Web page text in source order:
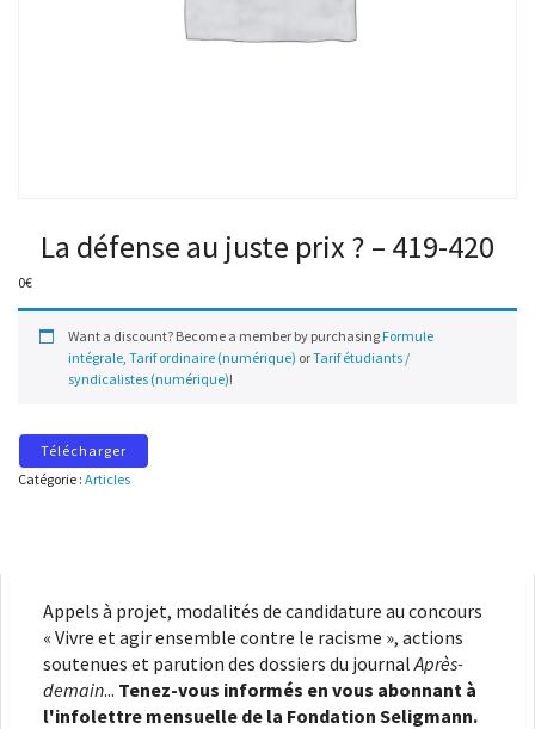
La défense au juste prix ? – 419-420
0€
Want a discount? Become a member by purchasing Formule
intégrale, Tarif ordinaire (numérique) orTarif étudiants /
syndicalistes (numérique)!
Télécharger
Catégorie : Articles
Appels à projet, modalités de candidature au concours
« Vivre et agir ensemble contre le racisme », actions
soutenues et parution des dossiers du journal Après-
demain... Tenez-vous informés en vous abonnant à
l'infolettre mensuelle de la Fondation Seligmann.